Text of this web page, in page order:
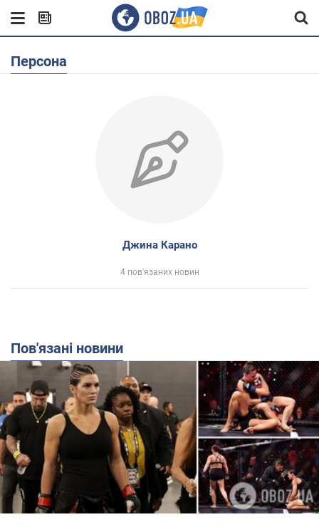
Персона
Джина Карано
4 пов'язаних новин
Пов'язані новини